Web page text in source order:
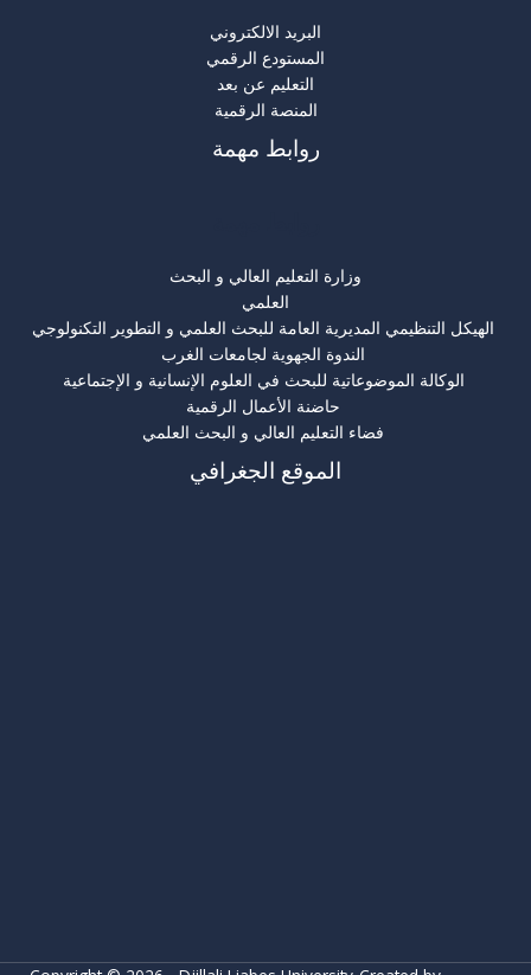
البريد الالكتروني
المستودع الرقمي
التعليم عن بعد
المنصة الرقمية
روابط مهمة
وزارة التعليم العالي و البحث
العلمي
الهيكل التنظيمي المديرية العامة للبحث العلمي و التطوير التكنولوجي
الندوة الجهوية لجامعات الغرب
الوكالة الموضوعاتية للبحث في العلوم الإنسانية و الإجتماعية
حاضنة الأعمال الرقمية
فضاء التعليم العالي و البحث العلمي
الموقع الجغرافي